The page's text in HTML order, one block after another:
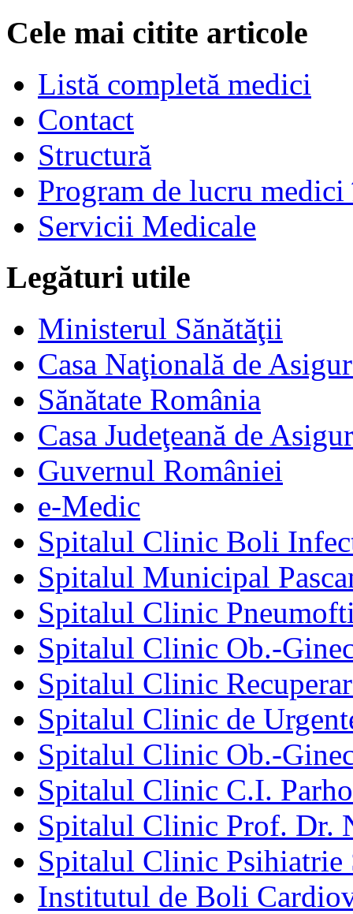
Cele mai citite articole
Listă completă medici
Contact
Structură
Program de lucru
Servicii Medicale
Legături utile
Ministerul Sănătăţii
Casa Naţională de
Sănătate România
Casa Judeţeană de
Guvernul României
e-Medic
Spitalul Clinic Boli
Spitalul Municipal
Spitalul Clinic
Spitalul Clinic Ob.-
Spitalul Clinic
Spitalul Clinic de
Spitalul Clinic Ob.-
Spitalul Clinic C.I.
Spitalul Clinic Prof. Dr.
Spitalul Clinic Psihiatrie
Institutul de Boli